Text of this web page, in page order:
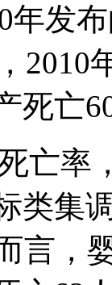
年发
2010
死亡
亡率
类集
言，